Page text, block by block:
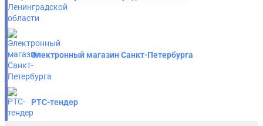
Электронный магазин Санкт-Петербурга
РТС-тендер